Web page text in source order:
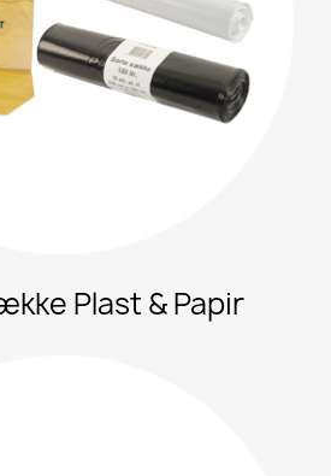
Plast & Papir